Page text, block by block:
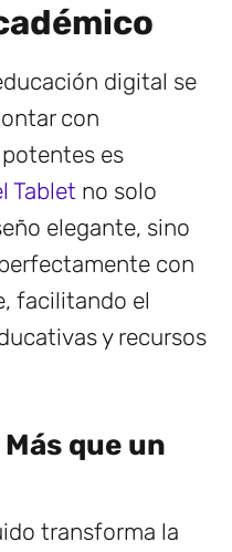
digital se
con
es
Tablet no solo
elegante, sino
con
facilitando el
y recursos
que un
transforma la